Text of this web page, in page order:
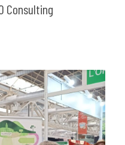
Consulting